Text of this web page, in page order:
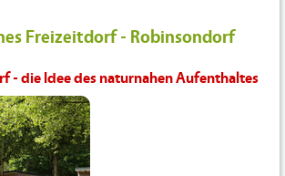
Freizeitdorf - Robinsondorf
- die Idee des naturnahen Aufenthaltes